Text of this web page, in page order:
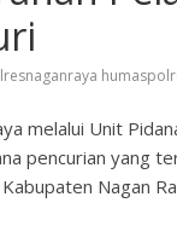
melalui Unit
pencurian yang
Nagan